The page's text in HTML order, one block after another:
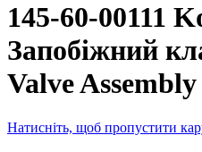
145-60-00111
Запобіжний
Valve Assembly
Натисніть, щоб пропустити